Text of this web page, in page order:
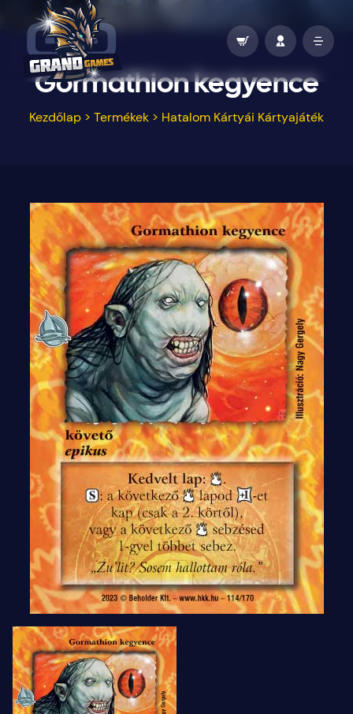
Gormathion kegyence
Kezdőlap > Termékek > Hatalom Kártyái Kártyajáték